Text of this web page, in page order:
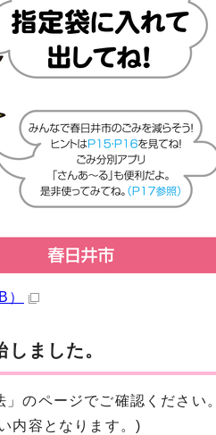
ました。
のページでご確認ください。
内容となります。)